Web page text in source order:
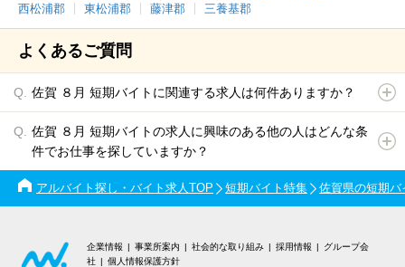
西松浦郡
東松浦郡 藤津郡 三養基郡
よくあるご質問
佐賀 ８月 短期バイトに関連する求人は何件ありますか？
佐賀 ８月 短期バイトの求人に興味のある他の人はどんな条
件でお仕事を探していますか？
アルバイト探し・バイト求人TOP 短期バイト特集 佐賀県の短期バ
企業情報 事業所案内 社会的な取り組み 採用情報
グループ会
社
個人情報保護方針